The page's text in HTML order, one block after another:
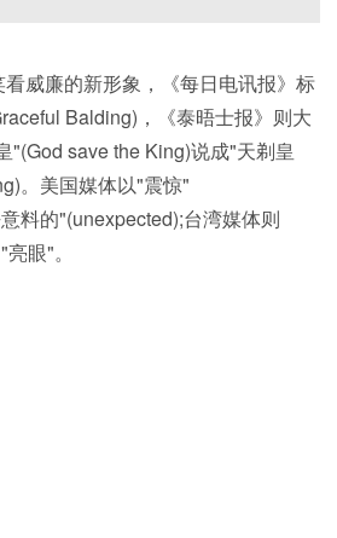
威廉的新形象，《每日电讯报》标
Balding)，《泰晤士报》则大
"(God save the King)说成"天剃皇
。美国媒体以"震惊"
料的"(unexpected);台湾媒体则
眼"。